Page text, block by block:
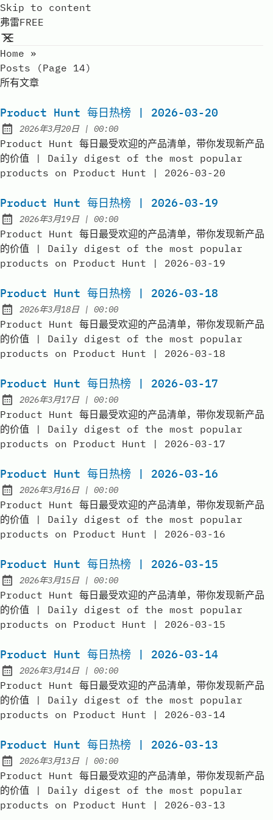
Skip to content
弗雷FREE
Home »
Posts (page 14)
所有文章
Product Hunt 每日热榜 | 2026-03-20
Published:
2026年3月20日| at
00:00
Product Hunt 每日最受欢迎的产品清单，带你发现新产品
的价值 | Daily digest of the most popular
products on Product Hunt | 2026-03-20
Product Hunt 每日热榜 | 2026-03-19
Published:
2026年3月19日| at
00:00
Product Hunt 每日最受欢迎的产品清单，带你发现新产品
的价值 | Daily digest of the most popular
products on Product Hunt | 2026-03-19
Product Hunt 每日热榜 | 2026-03-18
Published:
2026年3月18日| at
00:00
Product Hunt 每日最受欢迎的产品清单，带你发现新产品
的价值 | Daily digest of the most popular
products on Product Hunt | 2026-03-18
Product Hunt 每日热榜 | 2026-03-17
Published:
2026年3月17日| at
00:00
Product Hunt 每日最受欢迎的产品清单，带你发现新产品
的价值 | Daily digest of the most popular
products on Product Hunt | 2026-03-17
Product Hunt 每日热榜 | 2026-03-16
Published:
2026年3月16日| at
00:00
Product Hunt 每日最受欢迎的产品清单，带你发现新产品
的价值 | Daily digest of the most popular
products on Product Hunt | 2026-03-16
Product Hunt 每日热榜 | 2026-03-15
Published:
2026年3月15日| at
00:00
Product Hunt 每日最受欢迎的产品清单，带你发现新产品
的价值 | Daily digest of the most popular
products on Product Hunt | 2026-03-15
Product Hunt 每日热榜 | 2026-03-14
Published:
2026年3月14日| at
00:00
Product Hunt 每日最受欢迎的产品清单，带你发现新产品
的价值 | Daily digest of the most popular
products on Product Hunt | 2026-03-14
Product Hunt 每日热榜 | 2026-03-13
Published:
2026年3月13日| at
00:00
Product Hunt 每日最受欢迎的产品清单，带你发现新产品
的价值 | Daily digest of the most popular
products on Product Hunt | 2026-03-13